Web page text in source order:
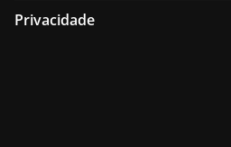
Privacidade